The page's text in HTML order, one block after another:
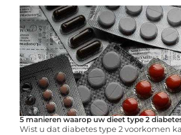
5 manieren waarop uw dieet type 2
Wist u dat diabetes type 2 voorkomen